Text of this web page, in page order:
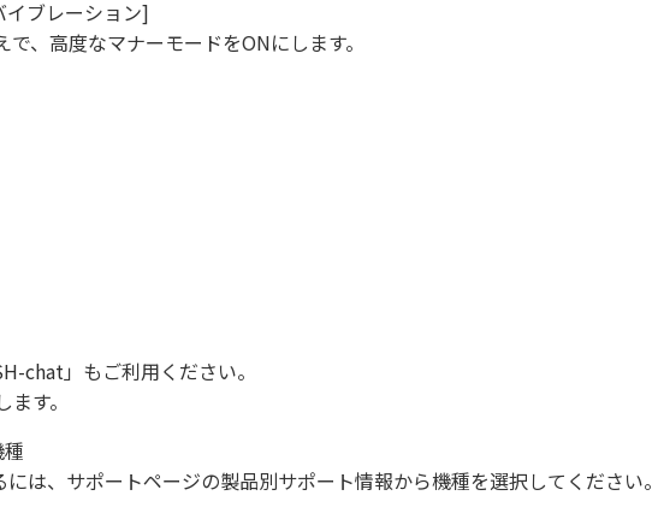
ブレーション]
、高度なマナーモードをONにします。
chat」もご利用ください。
す。
は、サポートページの製品別サポート情報から機種を選択してください。